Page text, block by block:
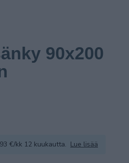
90x200
€/kk 12 kuukautta. Lue lisää